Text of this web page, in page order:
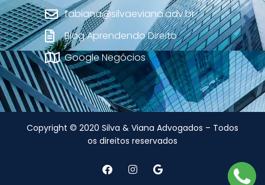
fabiana@silvaeviana.adv.br
Blog Aprendendo Direito
Google Negócios
Copyright © 2020 Silva & Viana Advogados – Todos
os direitos reservados